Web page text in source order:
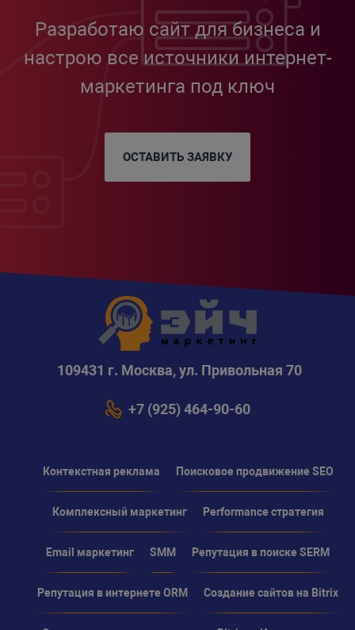
Разработаю сайт для бизнеса и
настрою все источники интернет-
маркетинга под ключ
ОСТАВИТЬ ЗАЯВКУ
109431 г. Москва, ул. Привольная 70
+7 (925) 464-90-60
Контекстная реклама Поисковое продвижение SEO
Комплексный маркетинг Performance стратегия
Email маркетинг SMM Репутация в поиске SERM
Репутация в интернете ORM Создание сайтов на Bitrix